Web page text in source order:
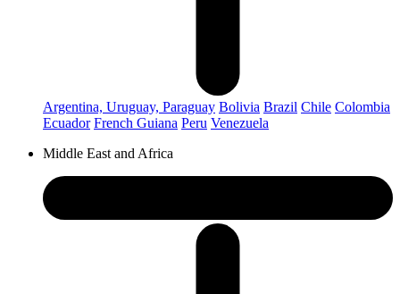
Argentina, Uruguay, Paraguay Bolivia Brazil Chile Colombia
Ecuador French Guiana Peru Venezuela
Middle East and Africa